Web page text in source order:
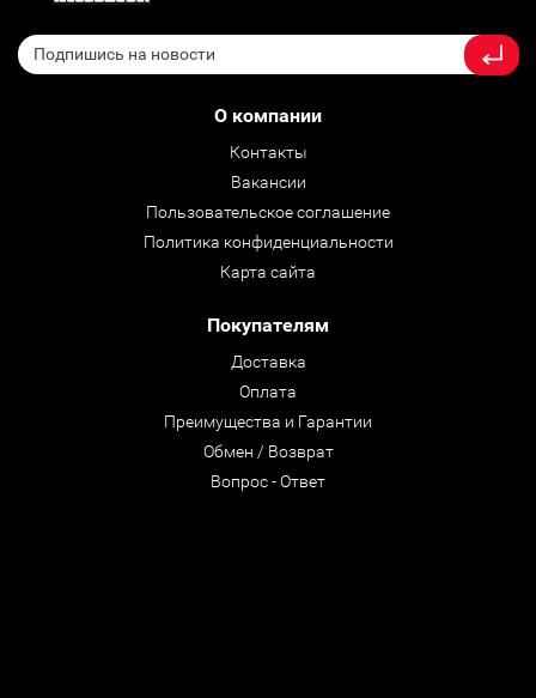
О компании
Контакты
Вакансии
Пользовательское соглашение
Политика конфиденциальности
Карта сайта
Покупателям
Доставка
Оплата
Преимущества и Гарантии
Обмен / Возврат
Вопрос - Ответ